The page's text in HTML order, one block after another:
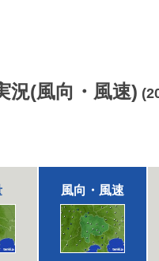
況(風向・風速)
風向・風速